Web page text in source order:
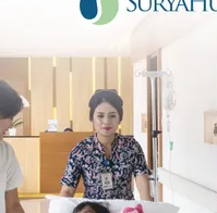
Kami